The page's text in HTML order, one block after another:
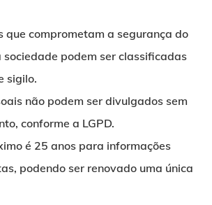
que comprometam a segurança do
sociedade podem ser classificadas
sigilo.
não podem ser divulgados sem
conforme a LGPD.
é 25 anos para informações
podendo ser renovado uma única